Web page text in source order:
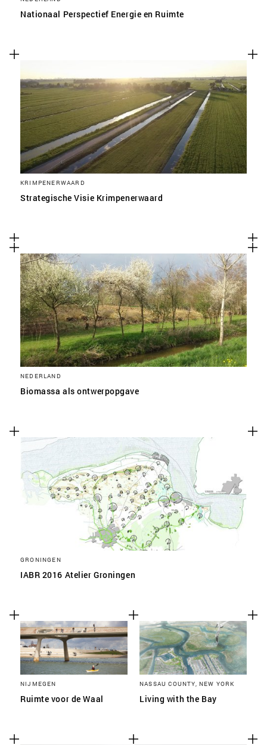
Nationaal Perspectief Energie en Ruimte
KRIMPENERWAARD
Strategische Visie Krimpenerwaard
NEDERLAND
Biomassa als ontwerpopgave
GRONINGEN
IABR 2016 Atelier Groningen
NIJMEGEN
Ruimte voor de Waal
NASSAU COUNTY, NEW YORK
Living with the Bay